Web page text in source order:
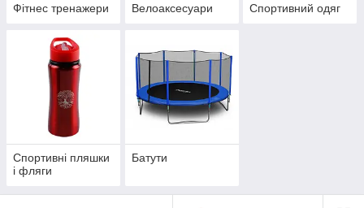
Фітнес тренажери Велоаксесуари Спортивний одяг
Спортивні пляшки
і фляги
Батути